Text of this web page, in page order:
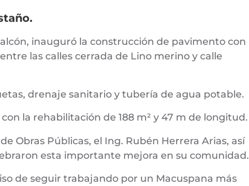
inauguró la construcción de pavimento con
las calles cerrada de Lino merino y calle
drenaje sanitario y tubería de agua potable.
la rehabilitación de 188 m² y 47 m de longitud.
Obras Públicas, el Ing. Rubén Herrera Arias, así
esta importante mejora en su comunidad.
de seguir trabajando por un Macuspana más